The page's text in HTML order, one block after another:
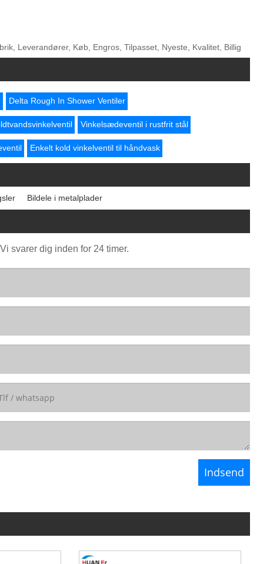
Leverandører, Køb, Engros, Tilpasset, Nyeste, Kvalitet, Billig
Delta Rough In Shower Ventiler
Vinkelsædeventil i rustfrit stål
Enkelt kold vinkelventil til håndvask
Bildele i metalplader
svarer dig inden for 24 timer.